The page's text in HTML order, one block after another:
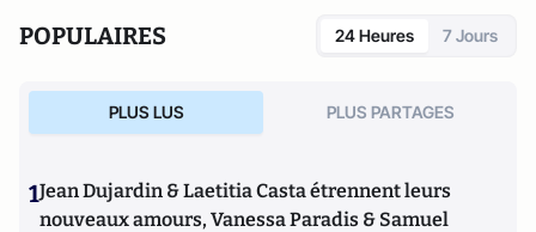
POPULAIRES 24 Heures 7 Jours
PLUS LUS PLUS PARTAGES
1Jean Dujardin & Laetitia Casta étrennent leurs
nouveaux amours, Vanessa Paradis & Samuel